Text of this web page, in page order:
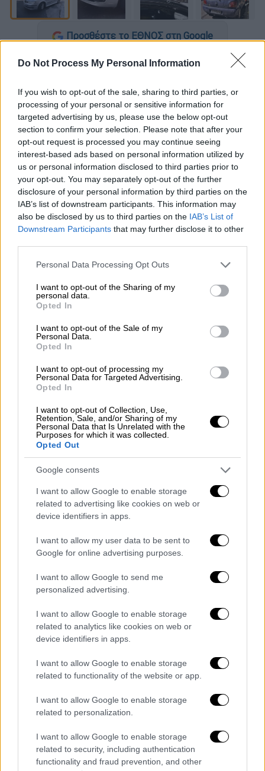
Do Not Process My Personal Information
If you wish to opt-out of the sale, sharing to third parties, or
processing of your personal or sensitive information for
targeted advertising by us, please use the below opt-out
section to confirm your selection. Please note that after your
opt-out request is processed you may continue seeing
interest-based ads based on personal information utilized by
us or personal information disclosed to third parties prior to
your opt-out. You may separately opt-out of the further
disclosure of your personal information by third parties on the
IAB’s list of downstream participants. This information may
also be disclosed by us to third parties on the IAB’s List of
Downstream Participants that may further disclose it to other
Please note that this website/app uses one or more Google
not limited to your visit or usage behaviour. You may click to
grant or deny consent to Google and its third-party tags to
use your data for below specified purposes in below Google
consent section.
Personal Data Processing Opt Outs
I want to opt-out of the Sharing of my
personal data.
Opted In
I want to opt-out of the Sale of my
Personal Data.
Opted In
I want to opt-out of processing my
Personal Data for Targeted Advertising.
Opted In
I want to opt-out of Collection, Use,
Retention, Sale, and/or Sharing of my
Personal Data that Is Unrelated with the
Purposes for which it was collected.
Opted Out
Google consents
I want to allow Google to enable storage
related to advertising like cookies on web or
device identifiers in apps.
I want to allow my user data to be sent to
Google for online advertising purposes.
I want to allow Google to send me
personalized advertising.
I want to allow Google to enable storage
related to analytics like cookies on web or
device identifiers in apps.
I want to allow Google to enable storage
related to functionality of the website or app.
I want to allow Google to enable storage
related to personalization.
I want to allow Google to enable storage
related to security, including authentication
functionality and fraud prevention, and other
Προσθέστε το ΕΘΝΟΣ στη Google
Εντατικά συνεχίζονται οι έρευνεςγια τους
τη ζωή του ένας άνδρας . Νέα στοιχεία στο
«φως», ενώ οιδράστεςείναιάφαντοι.
Ειδικότερα, σύμφωνα με πληροφορίες, οι
αστυνομικοί εντόπισαν δίπλα στο θύμα ένα
κινητό τηλέφωνοκαι το ποσό των5.000
ευρώ. Μάλιστα, υπενθυμίζεται ότιστο
σημείο βρέθηκαν και 14 κάλυκες.
Παράλληλα, γίνεται γνωστό πως ο άνδρας
video
Την ίδια ώρα, δεν είναι προς το παρόν
ξεκάθαροπόσοι ήτανοι δράστες, ενώ δεν
αποκλείεται το
ήτανκαλάσνικοφ
Οι αστυνομικές Αρχές «χτενίζουν» πλέον την
περιοχή και έχουν εξαπολύσει
ανθρωποκυνηγητό για τους δράστες
ΟΛΕΣ ΟΙ ΕΙΔΗΣΕΙΣ
Καταστροφική η στάση της Ρωσίας στην
ενεργειακή μάχη: Νέο ράλι τιμών και
«αμύνονται» οι ευρωπαϊκές κυβερνήσεις
Σχολεία: Φόβος για «παγωμένες»
πρέπει να γνωρίζουν γονείς και
καθηγητές για τις αλλαγές
Το γαϊδουράκι της Ζίτσας ρίχνει φως
στους νόμους που δεν εφαρμόστηκαν
ποτέ - Δεκάδες ιπποειδή… στα αζήτητα
Πελώνη: Οι ελληνικές προτάσεις για την
ενεργειακή κρίση εξετάζονται από την